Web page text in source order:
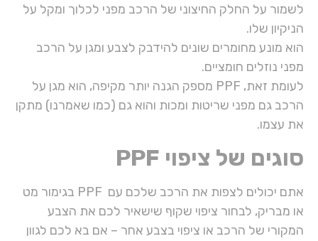
לשמור על החלק החיצוני של הרכב מפני לכלוך ומקל על
הניקיון שלו.
הוא מונע מחומרים שונים להידבק לצבע ומגן על הרכב
מפני נוזלים חומציים.
לעומת זאת, PPF מספק הגנה יותר מקיפה, הוא מגן על
הרכב גם מפני שריטות ומכות והוא גם (כמו שאמרנו) מתקן
את עצמו.
סוגים של ציפוי PPF
אתם יכולים לצפות את הרכב שלכם עם PPF בגימור מט
או מבריק, לבחור ציפוי שקוף שישאיר לכם את הצבע
המקורי של הרכב או ציפוי בצבע אחר – אם בא לכם לגוון